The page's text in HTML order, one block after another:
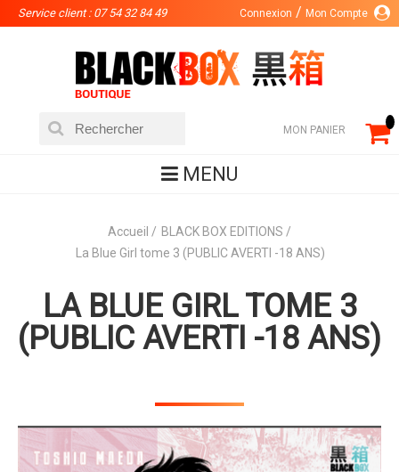
Service client : 07 54 32 84 49 Connexion Mon Compte
MON PANIER
MENU
Accueil
BLACK BOX EDITIONS
La Blue Girl tome 3 (PUBLIC AVERTI -18 ANS)
LA BLUE GIRL TOME 3
(PUBLIC AVERTI -18 ANS)